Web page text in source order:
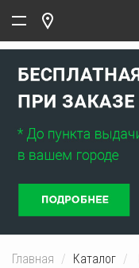
Главная Каталог